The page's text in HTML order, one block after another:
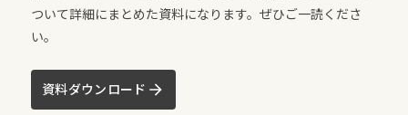
ついて詳細にまとめた資料になります。ぜひご一読くださ
い。
資料ダウンロード